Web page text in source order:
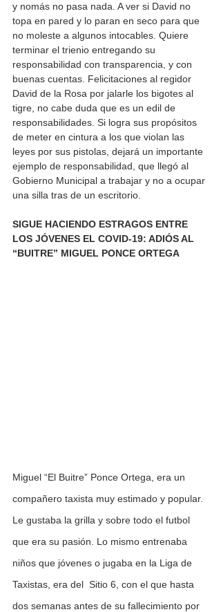
y nomás no pasa nada. A ver si David no
topa en pared y lo paran en seco para que
no moleste a algunos intocables. Quiere
terminar el trienio entregando su
responsabilidad con transparencia, y con
buenas cuentas. Felicitaciones al regidor
David de la Rosa por jalarle los bigotes al
tigre, no cabe duda que es un edil de
responsabilidades. Si logra sus propósitos
de meter en cintura a los que violan las
leyes por sus pistolas, dejará un importante
ejemplo de responsabilidad, que llegó al
Gobierno Municipal a trabajar y no a ocupar
una silla tras de un escritorio.
SIGUE HACIENDO ESTRAGOS ENTRE
LOS JÓVENES EL COVID-19: ADIÓS AL
“BUITRE” MIGUEL PONCE ORTEGA
Miguel “El Buitre” Ponce Ortega, era un
compañero taxista muy estimado y popular.
Le gustaba la grilla y sobre todo el futbol
que era su pasión. Lo mismo entrenaba
niños que jóvenes o jugaba en la Liga de
Taxistas, era del  Sitio 6, con el que hasta
dos semanas antes de su fallecimiento por